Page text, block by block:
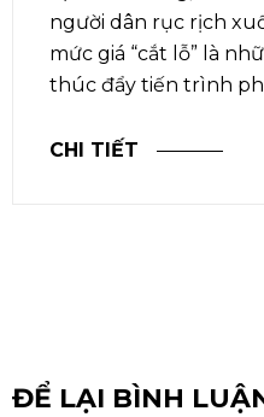
người dân rục rịch
mức giá “cắt lỗ” là
thúc đẩy tiến trình
CHI TIẾT
ĐỂ LẠI BÌNH